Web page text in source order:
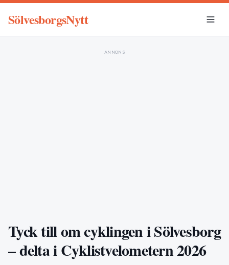
SölvesborgsNytt
ANNONS
Tyck till om cyklingen i Sölvesborg
– delta i Cyklistvelometern 2026